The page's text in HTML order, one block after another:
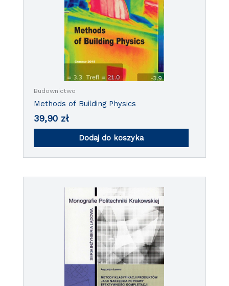
Budownictwo
Methods of Building Physics
39,90 zł
Dodaj do koszyka